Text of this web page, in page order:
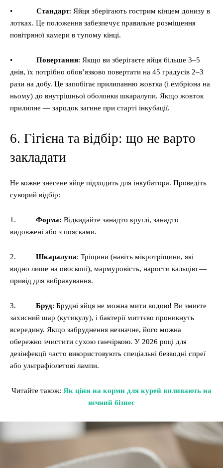
• Стандарт: Яйця зберігають гострим кінцем донизу в
лотках. Це положення забезпечує правильне розміщення
повітряної камери в тупому кінці.
• Повертання: Якщо ви зберігаєте яйця більше 3–5
днів, їх потрібно обов’язково повертати на 45 градусів 2–3
рази на добу. Це запобігає прилипанню жовтка (і ембріона на
ньому) до внутрішньої оболонки шкаралупи. Якщо жовток
прилипне — зародок загине при старті інкубації.
6. Гігієна та відбір: що не варто
закладати
Не кожне знесене яйце підходить для інкубатора. Проведіть
суворий відбір:
1. Форма: Відкидайте занадто круглі, занадто
видовжені або з поясками.
2. Шкаралупа: Тріщини (навіть мікротріщини, які
видно лише на овоскопі), мармуровість, нарости кальцію —
привід для вибракування.
3. Бруд: Брудні яйця не можна мити водою! Ви змиєте
захисний шар (кутикулу), і бактерії миттєво проникнуть
всередину. Якщо забруднення незначне, його можна
обережно зчистити сухою ганчіркою. У 2026 році для
дезінфекції часто використовують спеціальні безводні спреї
або ультрафіолетові лампи.
Читайте також: Як ціни на корми для курей впливають на
яєчний бізнес